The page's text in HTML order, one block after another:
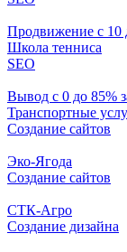
Продвижение с 10
Школа тенниса
SEO
Вывод с 0 до 85%
Транспортные
Создание сайтов
Эко-Ягода
Создание сайтов
СТК-Агро
Создание дизайна